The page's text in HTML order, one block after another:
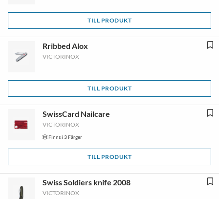
TILL PRODUKT
Rribbed Alox
VICTORINOX
TILL PRODUKT
SwissCard Nailcare
VICTORINOX
Finns i 3 Färger
TILL PRODUKT
Swiss Soldiers knife 2008
VICTORINOX